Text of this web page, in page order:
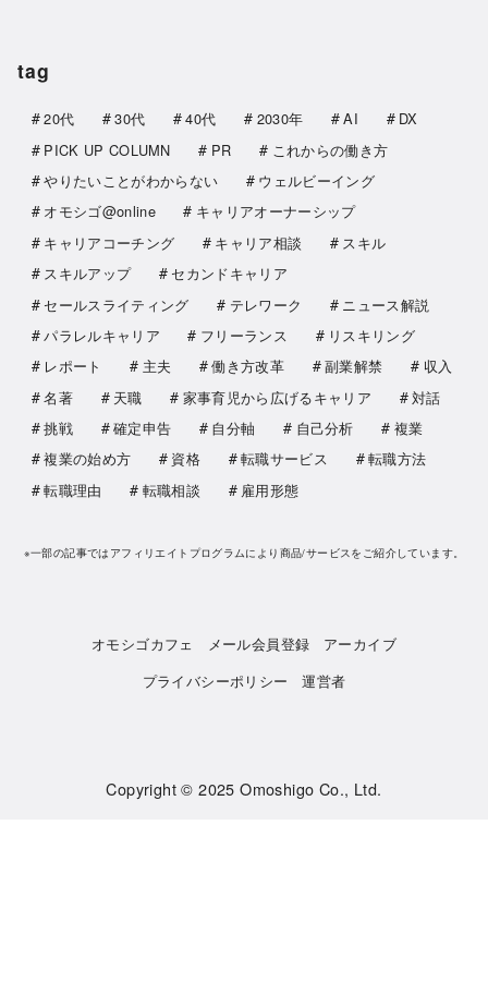
tag
20代 30代 40代 2030年 AI
DX
PICK UP COLUMN
PR
これからの働き方
やりたいことがわからない
ウェルビーイング
オモシゴ@online
キャリアオーナーシップ
キャリアコーチング
キャリア相談
スキル
スキルアップ
セカンドキャリア
セールスライティング
テレワーク
ニュース解説
パラレルキャリア
フリーランス
リスキリング
レポート
主夫 働き方改革 副業解禁
収入
名著
天職 家事育児から広げるキャリア
対話
挑戦
確定申告 自分軸 自己分析
複業
複業の始め方
資格 転職サービス
転職方法
転職理由
転職相談 雇用形態
※一部の記事ではアフィリエイトプログラムにより商品/サービスをご紹介しています。
オモシゴカフェ メール会員登録
アーカイブ
プライバシーポリシー
運営者
Copyright © 2025Omoshigo Co., Ltd.